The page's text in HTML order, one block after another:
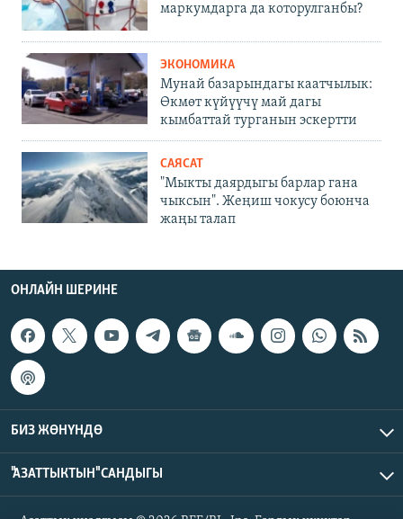
маркумдарга да которулганбы?
ЭКОНОМИКА
Мунай базарындагы каатчылык:
Өкмөт күйүүчү май дагы
кымбаттай турганын эскертти
САЯСАТ
"Мыкты даярдыгы барлар гана
чыксын". Жеңиш чокусу боюнча
жаңы талап
ОНЛАЙН ШЕРИНЕ
БИЗ ЖӨНҮНДӨ
"АЗАТТЫКТЫН" САНДЫГЫ